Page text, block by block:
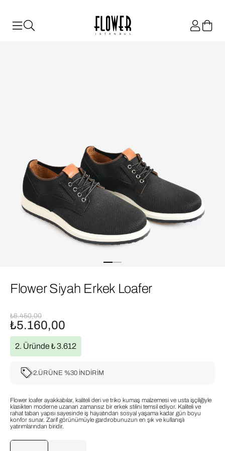
ISTANBUL
Flower Siyah Erkek Loafer
₺6.450,00
₺5.160,00
2.ÜRÜNE %30 İNDİRİM
2. Üründe ₺ 3.612
Flower loafer ayakkabılar, kaliteli deri ve triko kumaş malzemesi ve usta işçiliğiyle
klasikten moderne uzanan zamansız bir erkek stilini temsil ediyor. Kaliteli ve
rahat taban yapısı sayesinde iş hayatından sosyal yaşama kadar gün boyu
konfor sunar. Zarif görünümüyle gardırobunuzun en şık ve kullanışlı
yatırımlarından biridir.